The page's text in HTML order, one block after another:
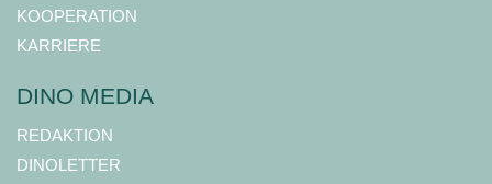
KOOPERATION
KARRIERE
DINO MEDIA
REDAKTION
DINOLETTER